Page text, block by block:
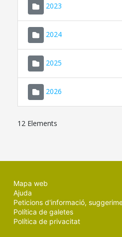
2023
2024
2025
2026
12 Elements
Mapa web
Ajuda
Peticions d'informació,
Política de galetes
Política de privacitat